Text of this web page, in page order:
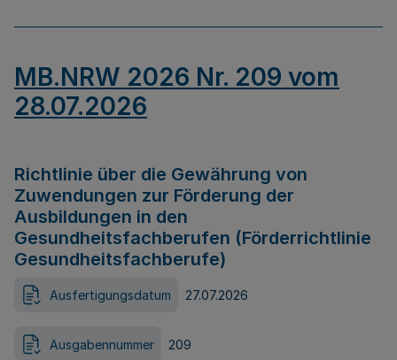
MB.NRW 2026 Nr. 209 vom
28.07.2026
Richtlinie über die Gewährung von
Zuwendungen zur Förderung der
Ausbildungen in den
Gesundheitsfachberufen (Förderrichtlinie
Gesundheitsfachberufe)
Ausfertigungsdatum 27.07.2026
Ausgabennummer 209